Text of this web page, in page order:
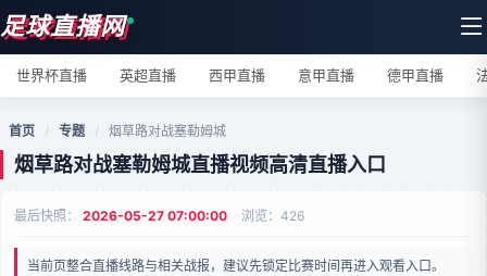
足球直播网
世界杯直播 英超直播 西甲直播 意甲直播 德甲直播
首页 / 专题 / 烟草路对战塞勒姆城
烟草路对战塞勒姆城直播视频高清直播入口
最后快照： 2026-05-27 07:00:00 浏览： 426
当前页整合直播线路与相关战报，建议先锁定比赛时间再进入观看入口。